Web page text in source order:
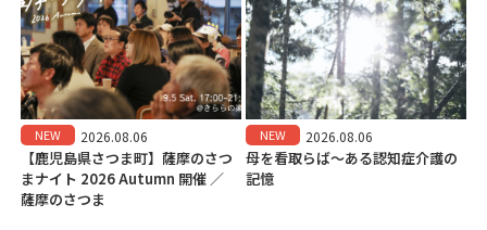
NEW 2026.08.06
【鹿児島県さつま町】薩摩のさつ
まナイト 2026 Autumn 開催 ／
薩摩のさつま
NEW 2026.08.06
母を看取らば～ある認知症介護の
記憶